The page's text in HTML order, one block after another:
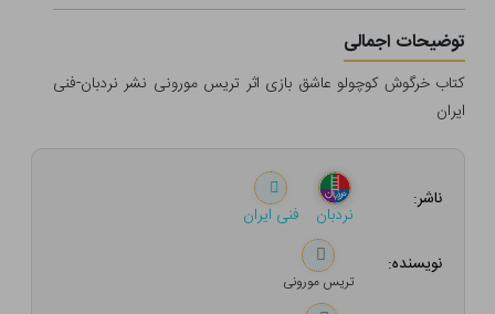
توضیحات اجمالی
کتاب خرگوش کوچولو عاشق بازی اثر تریس مورونی نشر نردبان-فنی
ایران
ناشر:
نردبان
فنی ایران
نویسنده:
تریس مورونی